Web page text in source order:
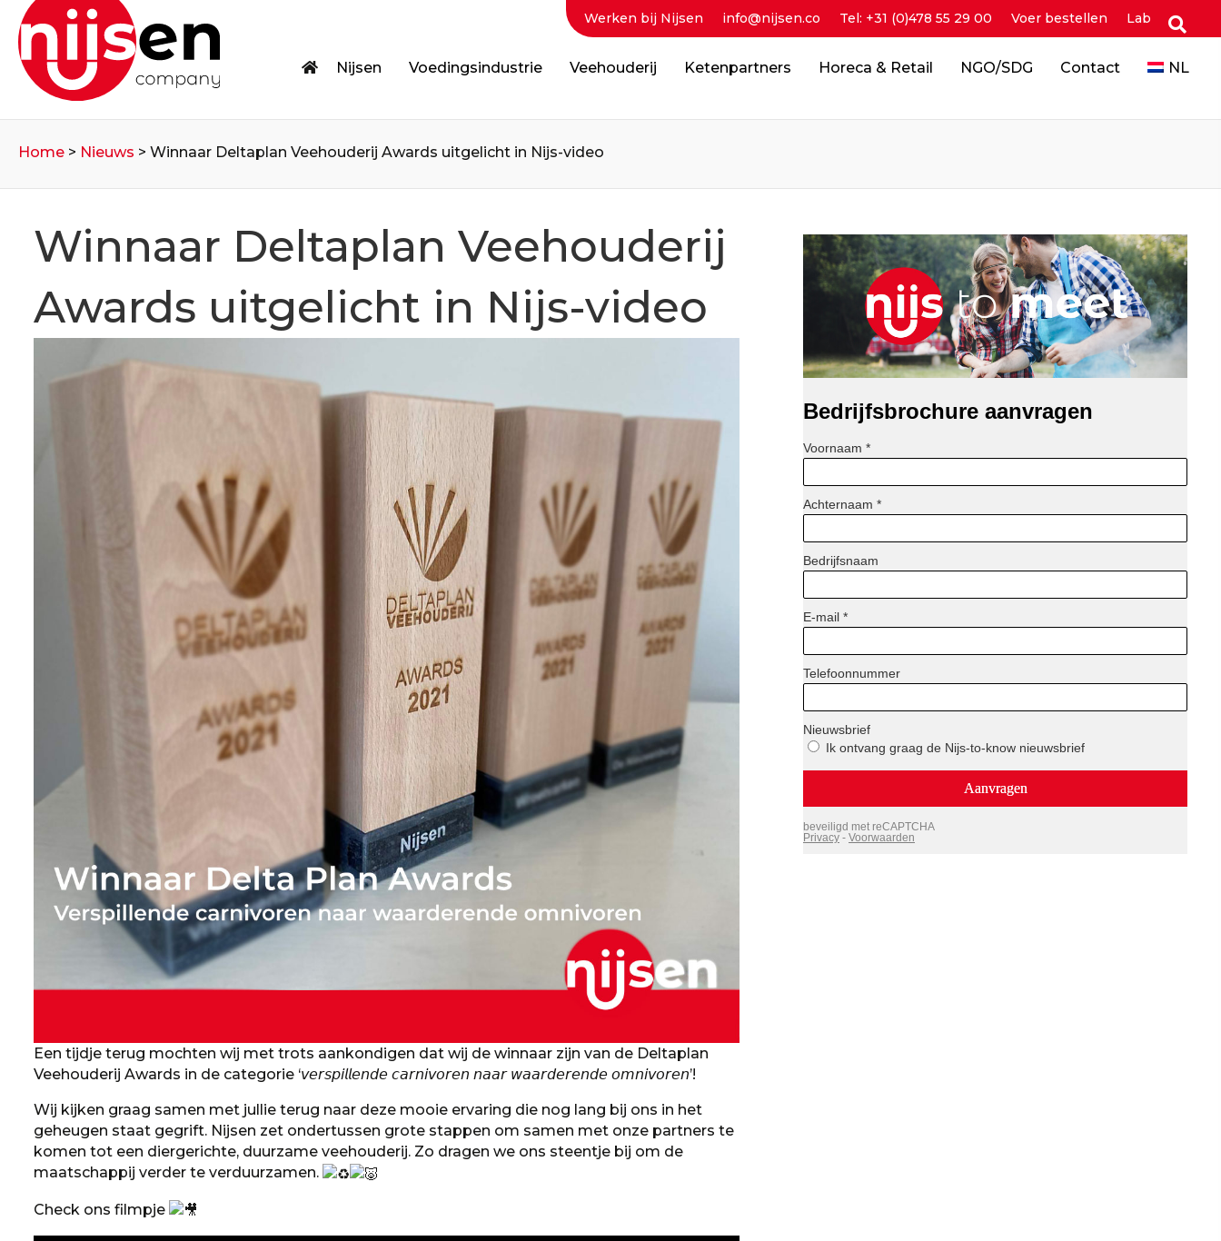
Werken bij Nijsen info@nijsen.co Tel: +31 (0)478 55 29 00 Voer bestellen Lab
Nijsen Voedingsindustrie Veehouderij Ketenpartners Horeca & Retail NGO/SDG Contact NL
Home > Nieuws > Winnaar Deltaplan Veehouderij Awards uitgelicht in Nijs-video
Winnaar Deltaplan Veehouderij
Awards uitgelicht in Nijs-video
Een tijdje terug mochten wij met trots aankondigen dat wij de winnaar zijn van de Deltaplan
Veehouderij Awards in de categorie ‘𝘷𝘦𝘳𝘴𝘱𝘪𝘭𝘭𝘦𝘯𝘥𝘦 𝘤𝘢𝘳𝘯𝘪𝘷𝘰𝘳𝘦𝘯 𝘯𝘢𝘢𝘳 𝘸𝘢𝘢𝘳𝘥𝘦𝘳𝘦𝘯𝘥𝘦 𝘰𝘮𝘯𝘪𝘷𝘰𝘳𝘦𝘯’!
Wij kijken graag samen met jullie terug naar deze mooie ervaring die nog lang bij ons in het
geheugen staat gegrift. Nijsen zet ondertussen grote stappen om samen met onze partners te
komen tot een diergerichte, duurzame veehouderij. Zo dragen we ons steentje bij om de
maatschappij verder te verduurzamen.
Check ons filmpje